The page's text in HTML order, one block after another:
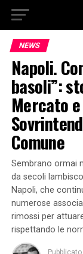
NEWS
Napoli.
basoli”:
Mercato
Comune
Sembrano ormai
da secoli
Napoli, che
numerose
rimossi per
rispettando le
Pubblicato